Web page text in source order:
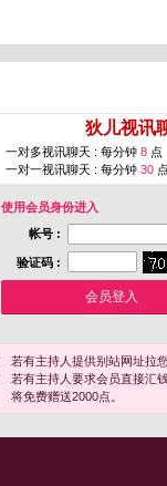
狄儿视讯
一对多视讯聊天 : 每分钟 8 点
一对一视讯聊天 : 每分钟 30 点
使用会员身份进入
帐号 :
验证码 :
若有主持人提供别站网址拉
若有主持人要求会员直接汇
将免费赠送2000点。